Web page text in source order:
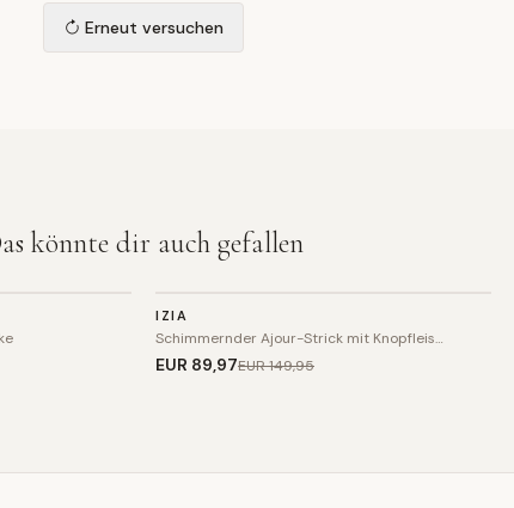
Erneut versuchen
könnte dir auch gefallen
SALE
STRICK
IZIA
Schimmernder Ajour-Strick mit Knopfleis…
EUR 89,97EUR 149,95